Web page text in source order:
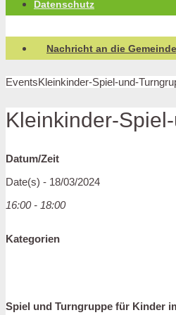
Datenschutz
Nachricht an die
EventsKleinkinder-Spiel-und-
Kleinkinder-
Datum/Zeit
Date(s) - 18/03/2024
16:00 - 18:00
Kategorien
Spiel und Turngruppe für Kinder